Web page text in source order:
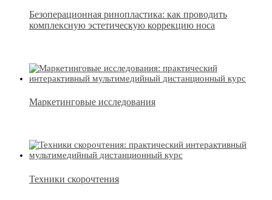
Безоперационная ринопластика: как проводить
комплексную эстетическую коррекцию носа
Маркетинговые исследования
Техники скорочтения